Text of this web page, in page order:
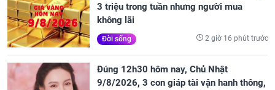
3 triệu trong tuần nhưng người mua
không lãi
Đời sống 2 giờ 16 phút trước
Đúng 12h30 hôm nay, Chủ Nhật
9/8/2026, 3 con giáp tài vận hanh thông,